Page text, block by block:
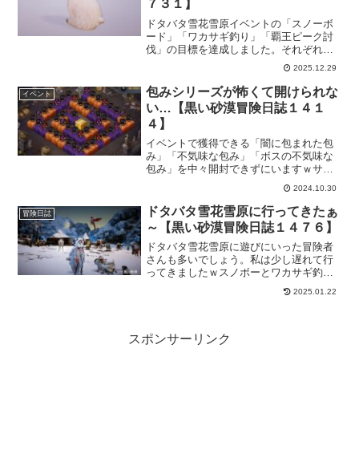
７３１】
ドタバタ雪花雪原イベントの「スノーボ
ード」「ワカサギ釣り」「覇王ピーク討
伐」の目標を達成しました。それぞれに
何とかクリアしたり、アイテム交換でき
たりしたので、今年のドタバタ雪花雪原
イベントは終了ということで。
2025.12.29
イベント
包みシリーズが怖くて開けられな
い…【黒い砂漠冒険日誌１４１
４】
イベントで獲得できる「闇に包まれた包
み」「不気味な包み」「ボスの不気味な
包み」を中々開封できずにいますｗサク
ッと開封すればいいんだけど、やっぱり
期待しちゃうんでしょうねー。イベント
が終わってから一気に開けよう！
2024.10.30
冒険日誌
ドタバタ雪花雪原に行ってきたぁ
～【黒い砂漠冒険日誌１４７６】
ドタバタ雪花雪原に遊びにいった冒険者
さんも多いでしょう。私は少し遅れて行
ってきましたｗスノボーとワカサギ釣り
メインで考えていましたけど、それ以外
にも今日もが湧くこともあったりで、メ
2025.01.22
スポンサーリンク